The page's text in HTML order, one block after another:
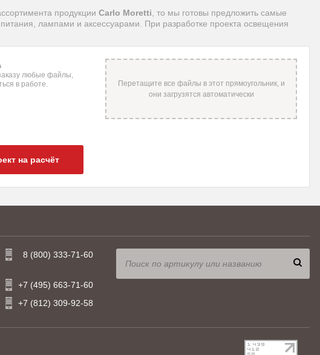
продукции Carlo Moretti , то мы готовы предложить самые
лампами и аксессуарами. При разработке проекта освещения
любые файлы,
в работе.
на расчёт
8 (800) 333-71-60
+7 (495) 663-71-60
+7 (812) 309-92-58